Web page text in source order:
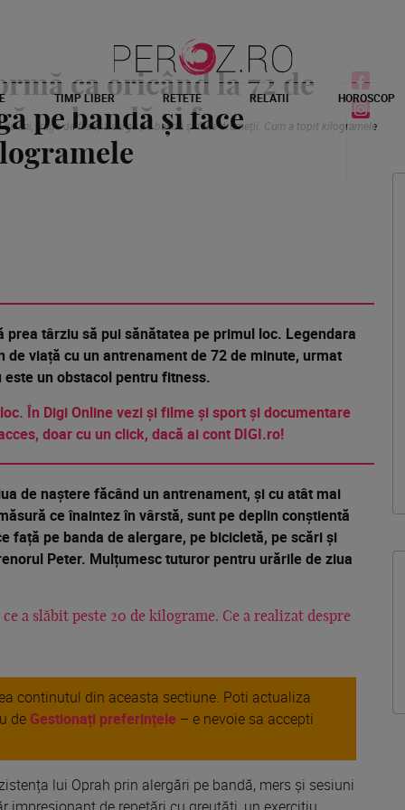
TIMP LIBER RETETE RELATII
HOROSCOP
ani, trage de fiare, aleargă pe bandă și face drumeții. Cum a topit kilogramele
ca oricând la 72 de
pe bandă și face
târziu să pui sănătatea pe primul loc. Legendara
viață cu un antrenament de 72 de minute, urmat
un obstacol pentru fitness.
În Digi Online vezi și filme și sport și documentare
doar cu un click, dacă ai cont DIGI.ro!
de naștere făcând un antrenament, și cu atât mai
ce înaintez în vârstă, sunt pe deplin conștientă
față pe banda de alergare, pe bicicletă, pe scări și
Peter. Mulțumesc tuturor pentru urările de ziua
a slăbit peste 20 de kilograme. Ce a realizat despre
continutul din aceasta sectiune. Poti actualiza
de Gestionați preferințele – e nevoie sa accepti
lui Oprah prin alergări pe bandă, mers și sesiuni